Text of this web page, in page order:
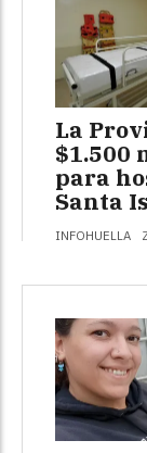
La
$1.500
para
Santa
INFOHUELLA